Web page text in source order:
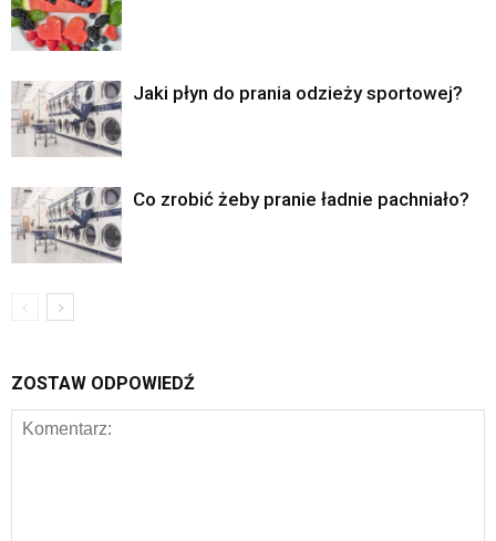
Jaki płyn do prania odzieży sportowej?
Co zrobić żeby pranie ładnie pachniało?
ZOSTAW ODPOWIEDŹ